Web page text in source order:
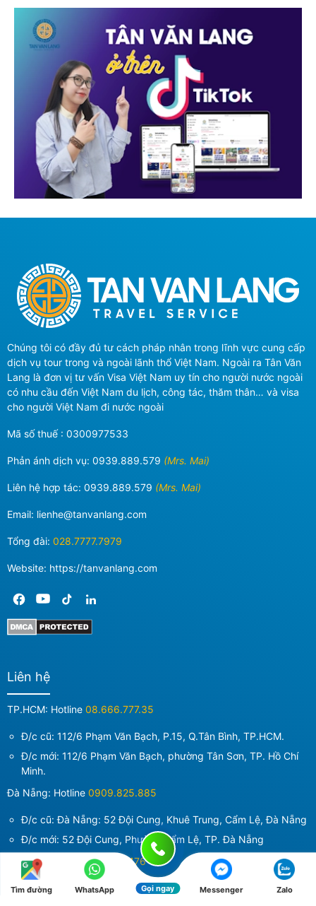
Chúng tôi có đầy đủ tư cách pháp nhân trong lĩnh vực cung cấp
dịch vụ tour trong và ngoài lãnh thổ Việt Nam. Ngoài ra Tân Văn
Lang là đơn vị tư vấn Visa Việt Nam uy tín cho người nước ngoài
có nhu cầu đến Việt Nam du lịch, công tác, thăm thân… và visa
cho người Việt Nam đi nước ngoài
Mã số thuế : 0300977533
Phản ánh dịch vụ: 0939.889.579 (Mrs. Mai)
Liên hệ hợp tác: 0939.889.579 (Mrs. Mai)
Email: lienhe@tanvanlang.com
Tổng đài: 028.7777.7979
Website: https://tanvanlang.com
Liên hệ
TP.HCM: Hotline 08.666.777.35
Đ/c cũ: 112/6 Phạm Văn Bạch, P.15, Q.Tân Bình, TP.HCM.
Đ/c mới: 112/6 Phạm Văn Bạch, phường Tân Sơn, TP. Hồ Chí
Minh.
Đà Nẵng: Hotline 0909.825.885
Đ/c cũ: Đà Nẵng: 52 Đội Cung, Khuê Trung, Cẩm Lệ, Đà Nẵng
Đ/c mới: 52 Đội Cung, Phường Cẩm Lệ, TP. Đà Nẵng
Hà Nội: Hotline
0855.280.476
Đ/c cũ: 102-G4, ngõ 12 Nguyên Hồng, Ba Đình, Hà Nội
Tìm đường WhatsApp Gọi ngay Messenger Zalo